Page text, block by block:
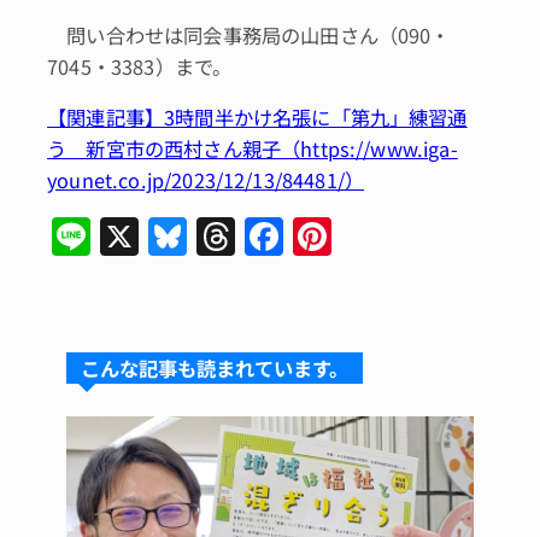
問い合わせは同会事務局の山田さん（090・
7045・3383）まで。
【関連記事】3時間半かけ名張に「第九」練習通
う 新宮市の西村さん親子（https://www.iga-
younet.co.jp/2023/12/13/84481/）
Li X Bl
s
k
y
T
a
d
s
F
e
b
o
o
k
re
st
こんな記事も読まれています。